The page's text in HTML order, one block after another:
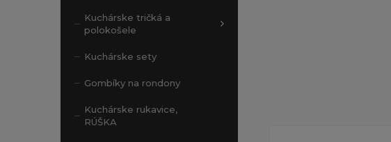
Kuchárske tričká a
polokošele
Kuchárske sety
Gombíky na rondony
Kuchárske rukavice,
RÚŠKA